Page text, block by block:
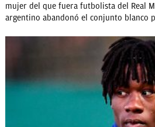
mujer del que fuera futbolista del Real
argentino abandonó el conjunto blanco